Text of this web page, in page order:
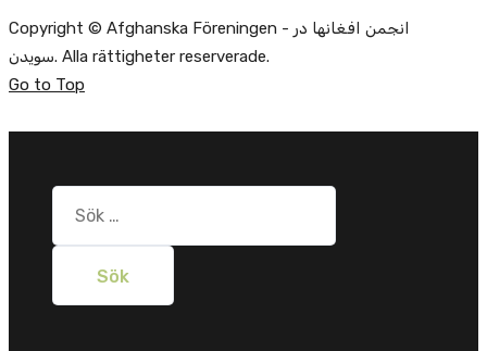
Copyright © Afghanska Föreningen - انجمن افغانها در
سویدن. Alla rättigheter reserverade.
Go to Top
Sök
efter: